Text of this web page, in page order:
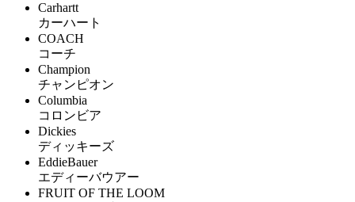
Carhartt
カーハート
COACH
コーチ
Champion
チャンピオン
Columbia
コロンビア
Dickies
ディッキーズ
EddieBauer
エディーバウアー
FRUIT OF THE LOOM